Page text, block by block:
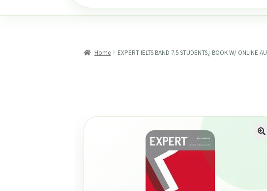
Home EXPERT IELTS BAND 7.5 STUDENTS¿ BOOK W/ ONLINE